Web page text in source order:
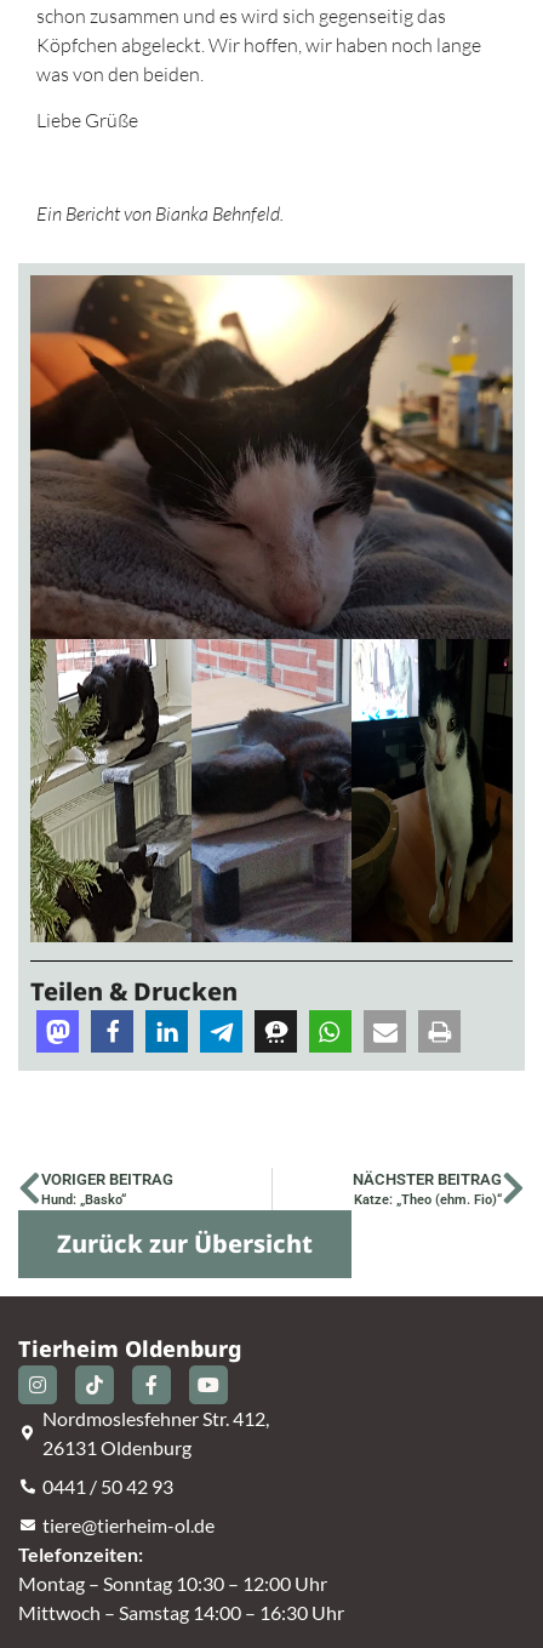
schon zusammen und es wird sich gegenseitig das
Köpfchen abgeleckt. Wir hoffen, wir haben noch lange
was von den beiden.
Liebe Grüße
Ein Bericht von Bianka Behnfeld.
Teilen & Drucken
VORIGER BEITRAG
Hund: „Basko“
NÄCHSTER BEITRAG
Katze: „Theo (ehm. Fio)“
Zurück zur Übersicht
Tierheim Oldenburg
Nordmoslesfehner Str. 412,
26131 Oldenburg
0441 / 50 42 93
tiere@tierheim-ol.de
Telefonzeiten:
Montag – Sonntag 10:30 – 12:00 Uhr
Mittwoch – Samstag 14:00 – 16:30 Uhr